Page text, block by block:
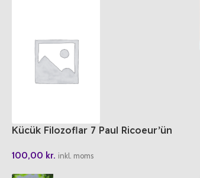
Kücük Filozoflar 7 Paul Ricoeur’ün
100,00 kr. inkl. moms